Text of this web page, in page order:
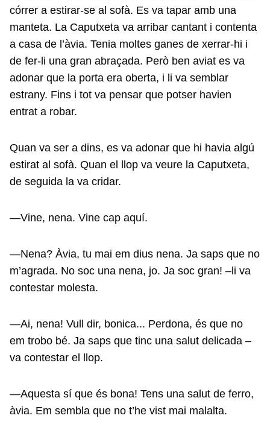
córrer a estirar-se al sofà. Es va tapar amb una
manteta. La Caputxeta va arribar cantant i contenta
a casa de l’àvia. Tenia moltes ganes de xerrar-hi i
de fer-li una gran abraçada. Però ben aviat es va
adonar que la porta era oberta, i li va semblar
estrany. Fins i tot va pensar que potser havien
entrat a robar.
Quan va ser a dins, es va adonar que hi havia algú
estirat al sofà. Quan el llop va veure la Caputxeta,
de seguida la va cridar.
—Vine, nena. Vine cap aquí.
—Nena? Àvia, tu mai em dius nena. Ja saps que no
m’agrada. No soc una nena, jo. Ja soc gran! –li va
contestar molesta.
—Ai, nena! Vull dir, bonica... Perdona, és que no
em trobo bé. Ja saps que tinc una salut delicada –
va contestar el llop.
—Aquesta sí que és bona! Tens una salut de ferro,
àvia. Em sembla que no t’he vist mai malalta.